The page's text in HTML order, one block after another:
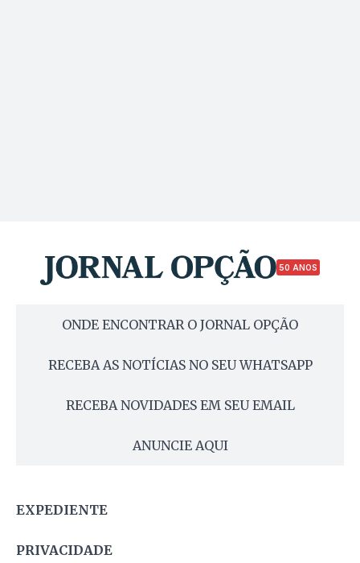
50 ANOS
ONDE ENCONTRAR O JORNAL OPÇÃO
RECEBA AS NOTÍCIAS NO SEU WHATSAPP
RECEBA NOVIDADES EM SEU EMAIL
ANUNCIE AQUI
EXPEDIENTE
PRIVACIDADE